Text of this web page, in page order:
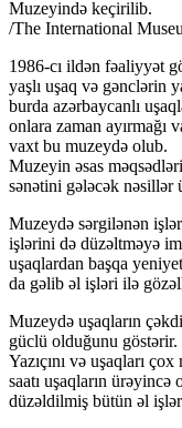
Muzeyində keçirilib.
/The International
1986-cı ildən fəaliyyət
yaşlı uşaq və gənclərin
burda azərbaycanlı
onlara zaman
vaxt bu muzeydə olub.
Muzeyin əsas
sənətini gələcək nəsillər
Muzeydə sərgilənən
işlərini də düzəltməyə
uşaqlardan başqa
da gəlib əl işləri ilə
Muzeydə uşaqların
güclü olduğunu
Yazıçını və uşaqları
saatı uşaqların
düzəldilmiş bütün əl